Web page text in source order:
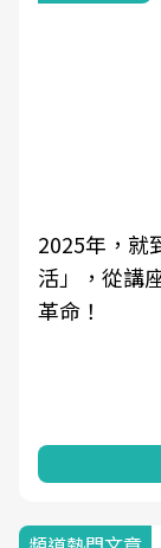
2025年，就
活」，從講
革命！